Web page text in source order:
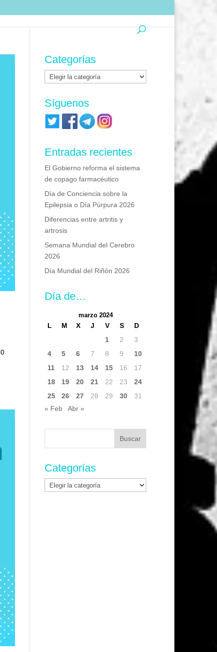
Categorías
Categorías
Síguenos
Entradas recientes
El Gobierno reforma el sistema
de copago farmacéutico
Día de Conciencia sobre la
Epilepsia o Día Púrpura 2026
Diferencias entre artritis y
artrosis
Semana Mundial del Cerebro
2026
Día Mundial del Riñón 2026
Día de…
marzo 2024
L M X J V S
D
1
2
3
4
5 6 7 8 9
10
11
12 13 14 15 16
17
18
19 20 21 22 23
24
25
26 27 28 29 30
31
« Feb
Abr »
Buscar:
Categorías
Categorías